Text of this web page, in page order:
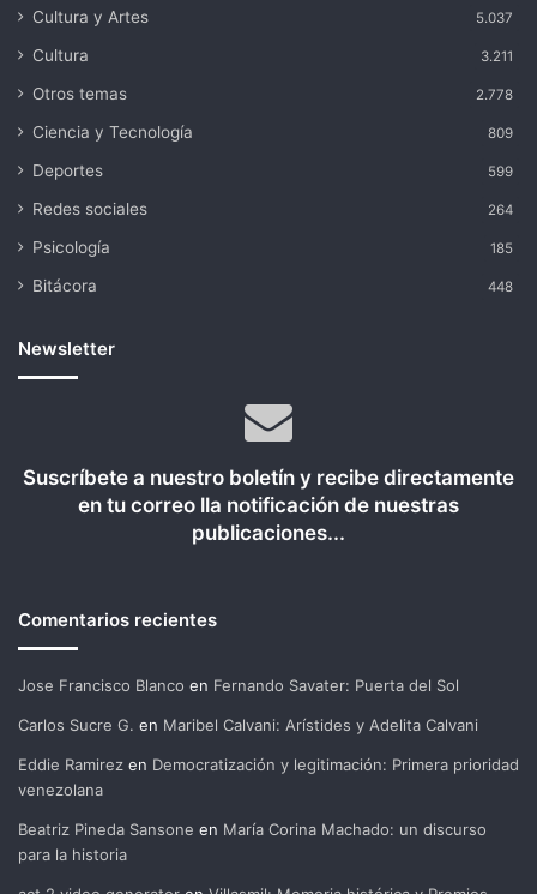
Cultura y Artes 5.037
Cultura 3.211
Otros temas 2.778
Ciencia y Tecnología 809
Deportes 599
Redes sociales 264
Psicología 185
Bitácora 448
Newsletter
Suscríbete a nuestro boletín y recibe directamente
en tu correo lla notificación de nuestras
publicaciones...
Comentarios recientes
Jose Francisco Blanco en Fernando Savater: Puerta del Sol
Carlos Sucre G. en Maribel Calvani: Arístides y Adelita Calvani
Eddie Ramirez en Democratización y legitimación: Primera prioridad
venezolana
Beatriz Pineda Sansone en María Corina Machado: un discurso
para la historia